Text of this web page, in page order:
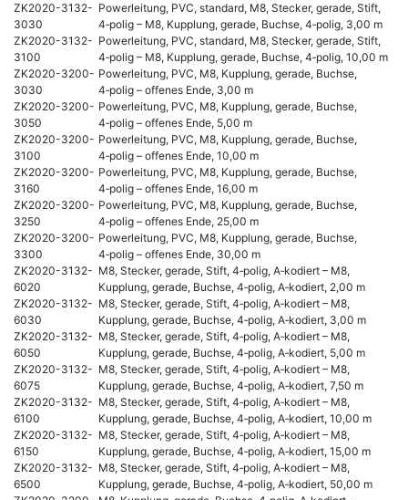
ZK2020-3132-
3030
Powerleitung, PVC, standard, M8, Stecker, gerade, Stift,
4‑polig – M8, Kupplung, gerade, Buchse, 4‑polig, 3,00 m
ZK2020-3132-
3100
Powerleitung, PVC, standard, M8, Stecker, gerade, Stift,
4‑polig – M8, Kupplung, gerade, Buchse, 4‑polig, 10,00 m
ZK2020-3200-
3030
Powerleitung, PVC, M8, Kupplung, gerade, Buchse,
4‑polig – offenes Ende, 3,00 m
ZK2020-3200-
3050
Powerleitung, PVC, M8, Kupplung, gerade, Buchse,
4‑polig – offenes Ende, 5,00 m
ZK2020-3200-
3100
Powerleitung, PVC, M8, Kupplung, gerade, Buchse,
4‑polig – offenes Ende, 10,00 m
ZK2020-3200-
3160
Powerleitung, PVC, M8, Kupplung, gerade, Buchse,
4‑polig – offenes Ende, 16,00 m
ZK2020-3200-
3250
Powerleitung, PVC, M8, Kupplung, gerade, Buchse,
4‑polig – offenes Ende, 25,00 m
ZK2020-3200-
3300
Powerleitung, PVC, M8, Kupplung, gerade, Buchse,
4‑polig – offenes Ende, 30,00 m
ZK2020-3132-
6020
M8, Stecker, gerade, Stift, 4‑polig, A‑kodiert – M8,
Kupplung, gerade, Buchse, 4‑polig, A‑kodiert, 2,00 m
ZK2020-3132-
6030
M8, Stecker, gerade, Stift, 4‑polig, A‑kodiert – M8,
Kupplung, gerade, Buchse, 4‑polig, A‑kodiert, 3,00 m
ZK2020-3132-
6050
M8, Stecker, gerade, Stift, 4‑polig, A‑kodiert – M8,
Kupplung, gerade, Buchse, 4‑polig, A‑kodiert, 5,00 m
ZK2020-3132-
6075
M8, Stecker, gerade, Stift, 4‑polig, A‑kodiert – M8,
Kupplung, gerade, Buchse, 4‑polig, A‑kodiert, 7,50 m
ZK2020-3132-
6100
M8, Stecker, gerade, Stift, 4‑polig, A‑kodiert – M8,
Kupplung, gerade, Buchse, 4‑polig, A‑kodiert, 10,00 m
ZK2020-3132-
6150
M8, Stecker, gerade, Stift, 4‑polig, A‑kodiert – M8,
Kupplung, gerade, Buchse, 4‑polig, A‑kodiert, 15,00 m
ZK2020-3132-
6500
M8, Stecker, gerade, Stift, 4‑polig, A‑kodiert – M8,
Kupplung, gerade, Buchse, 4‑polig, A‑kodiert, 50,00 m